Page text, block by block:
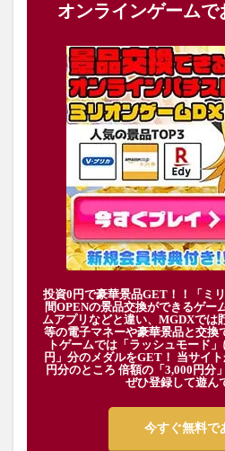
オンラインゲームで
投資0円で豪華景品GET！！「ミ
間OPENの景品交換ができるゲー
ムアプリなどと違い、MGDXでは
等の電子マネーや豪華景品と交換
トゲームでは「ラッシュモード
円」分のメダルをGET！ 当サイ
円分のところ 倍額の「3,000円分
ぜひ登録して遊ん
今すぐ無料で